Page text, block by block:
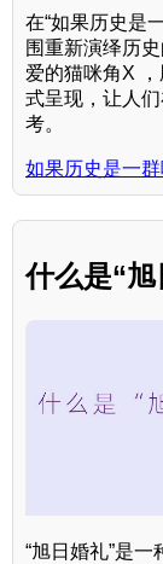
在“如果历史是
围重新演绎历
爱的猫咪角X
式呈现，让人
考。
如果历史是一
什么是“
“旭日婚礼”是